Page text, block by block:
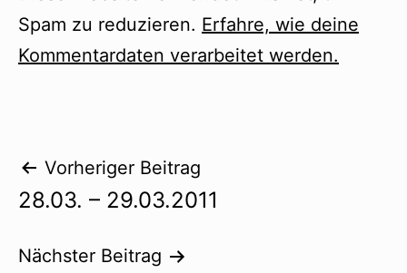
Spam zu reduzieren. Erfahre, wie deine
Kommentardaten verarbeitet werden.
Beitragsnavigation
Vorheriger Beitrag
28.03. – 29.03.2011
Nächster Beitrag